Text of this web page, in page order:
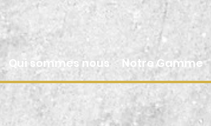
Qui sommes nous Notre Gamme